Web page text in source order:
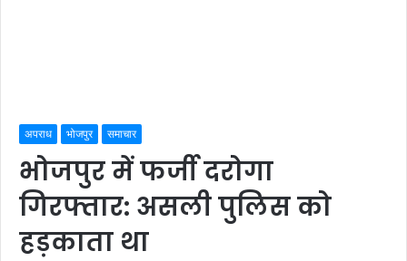
अपराध भोजपुर समाचार
भोजपुर में फर्जी दरोगा
गिरफ्तार: असली पुलिस को
हड़काता था